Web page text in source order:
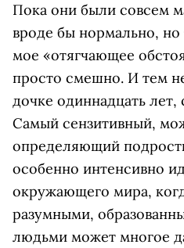
Пока они были совсем
вроде бы нормально, но
мое «отягчающее
просто смешно. И тем
дочке одиннадцать
Самый сензитивный,
определяющий
особенно интенсивно
окружающего мира,
разумными,
людьми может многое